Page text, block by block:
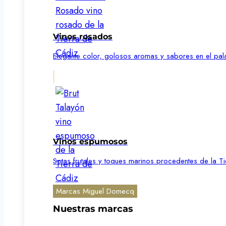
Vinos rosados
Elegante color, golosos aromas y sabores en el
Vinos espumosos
Sotas frutales y toques marinos procedentes de la
Marcas Miguel Domecq
Nuestras marcas